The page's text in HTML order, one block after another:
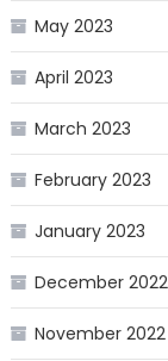
May 2023
April 2023
March 2023
February 2023
January 2023
December 2022
November 2022